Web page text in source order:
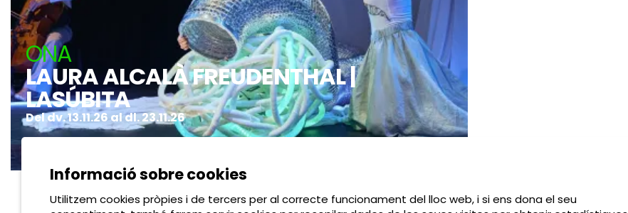
ONA
LAURA ALCALÀ FREUDENTHAL |
LASÚBITA
Del dv. 13.11.26al dl. 23.11.26
Informació sobre cookies
Utilitzem cookies pròpies i de tercers per al correcte funcionament del lloc web, i si ens dona el seu